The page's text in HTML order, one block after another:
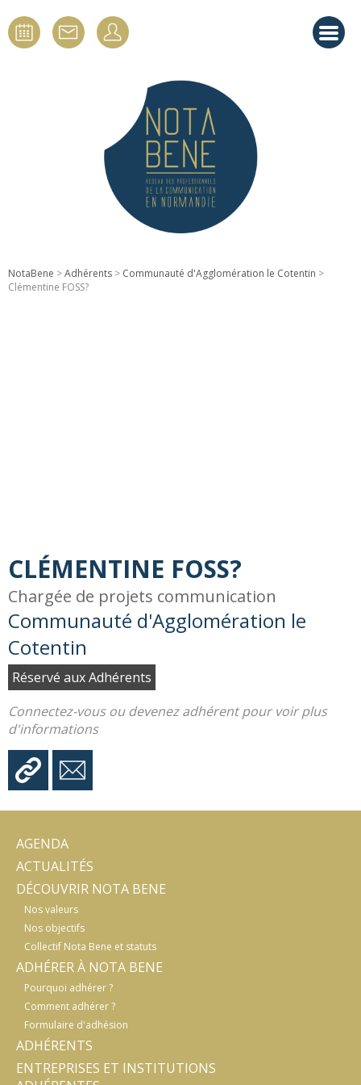
NotaBene >Adhérents > Communauté d'Agglomération le Cotentin >
Clémentine FOSS?
CLÉMENTINE FOSS?
Chargée de projets communication
Communauté d'Agglomération le
Cotentin
Réservé aux Adhérents
Connectez-vous ou devenez adhérent pour voir plus
d'informations
AGENDA
ACTUALITÉS
DÉCOUVRIR NOTA BENE
Nos valeurs
Nos objectifs
Collectif Nota Bene et statuts
ADHÉRER À NOTA BENE
Pourquoi adhérer ?
Comment adhérer ?
Formulaire d'adhésion
ADHÉRENTS
ENTREPRISES ET INSTITUTIONS